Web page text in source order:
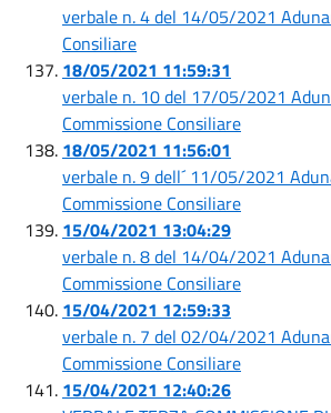
verbale n. 4 del 14/05/2021
Consiliare
18/05/2021 11:59:31
verbale n. 10 del 17/05/2021
Commissione Consiliare
18/05/2021 11:56:01
verbale n. 9 dell´ 11/05/2021
Commissione Consiliare
15/04/2021 13:04:29
verbale n. 8 del 14/04/2021
Commissione Consiliare
15/04/2021 12:59:33
verbale n. 7 del 02/04/2021
Commissione Consiliare
15/04/2021 12:40:26